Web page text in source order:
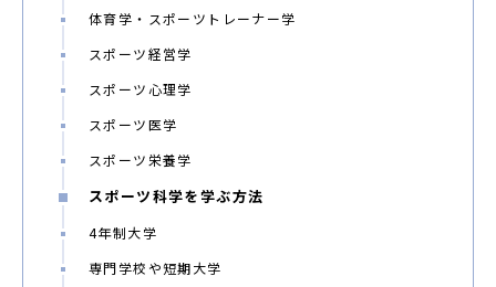
体育学・スポーツトレーナー学
スポーツ経営学
スポーツ心理学
スポーツ医学
スポーツ栄養学
スポーツ科学を学ぶ方法
4年制大学
専門学校や短期大学